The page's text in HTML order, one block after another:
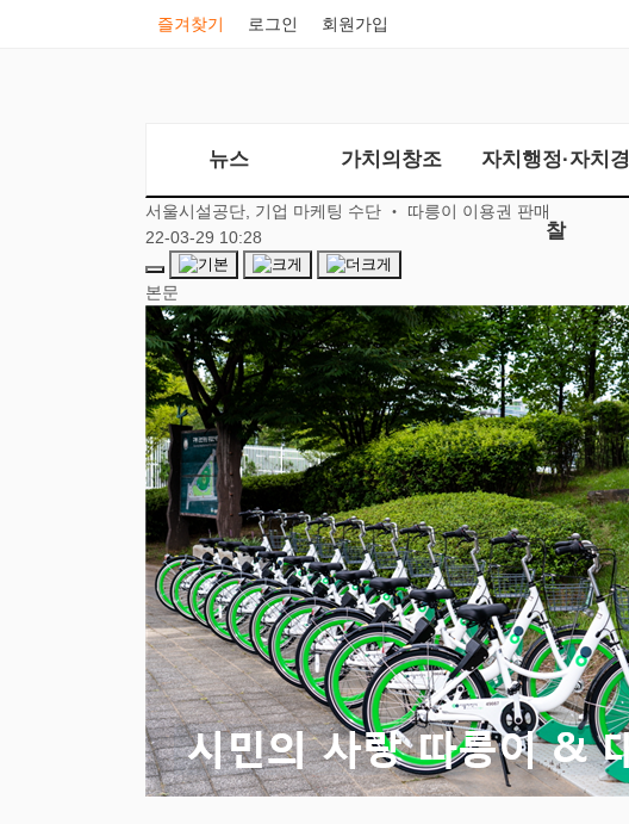
즐겨찾기 로그인 회원가입
뉴스 가치의창조 자치행정·자치경
찰
서울시설공단, 기업 마케팅 수단 ‧ 따릉이 이용권 판매
22-03-29 10:28
본문